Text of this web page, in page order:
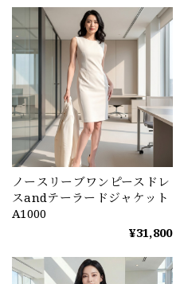
ノースリーブワンピースドレ
スandテーラードジャケット
A1000
¥31,800